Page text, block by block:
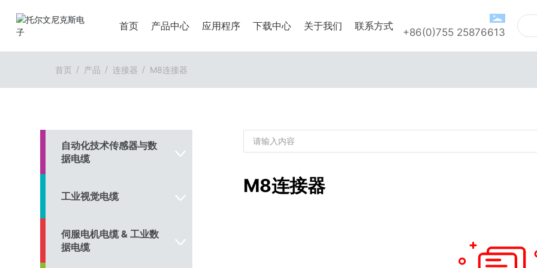
首页 产品中心 应用程序 下载中心 关于我们 联系方式
+86(0)755 25876613
首页 产品 连接器 M8连接器
自动化技术传感器与数
据电缆
工业视觉电缆
伺服电机电缆 & 工业数
据电缆
M8连接器